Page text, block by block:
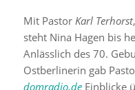
Mit Pastor Karl Terhorst
steht Nina Hagen bis
Anlässlich des 70.
Ostberlinerin gab
domradio.deEinblicke